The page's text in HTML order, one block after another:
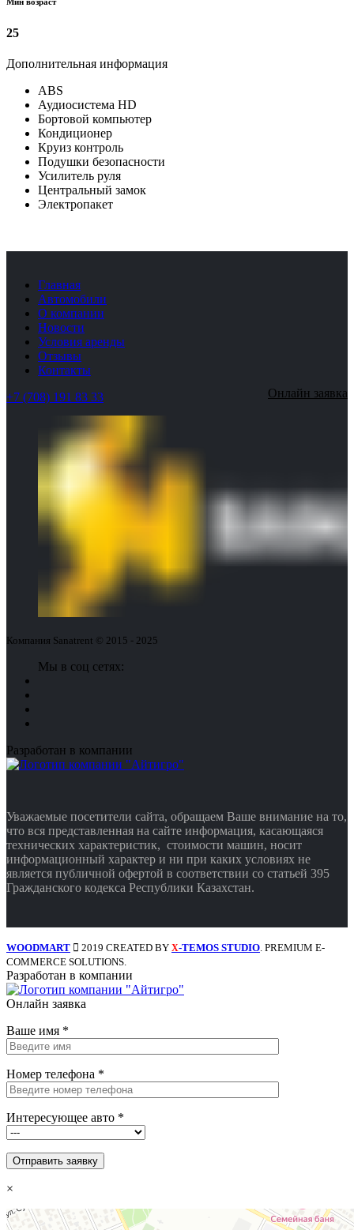
25
Дополнительная информация
ABS
Аудиосистема HD
Бортовой компьютер
Кондиционер
Круиз контроль
Подушки безопасности
Усилитель руля
Центральный замок
Электропакет
Главная
Автомобили
О компании
Новости
Условия аренды
Отзывы
Контакты
Онлайн заявка
+7 (708) 191 83 33
Компания Sanatrent © 2015 - 2025
Мы в соц сетях:
Разработан в компании
Уважаемые посетители сайта, обращаем Ваше внимание на то,
что вся представленная на сайте информация, касающаяся
технических характеристик, стоимости машин, носит
информационный характер и ни при каких условиях не
является публичной офертой в соответствии со статьей 395
Гражданского кодекса Республики Казахстан.
WOODMART 2019 CREATED BY X-TEMOS STUDIO . PREMIUM E-
COMMERCE SOLUTIONS.
Разработан в компании
Онлайн заявка
Ваше имя *
Номер телефона *
Интересующее авто *
×